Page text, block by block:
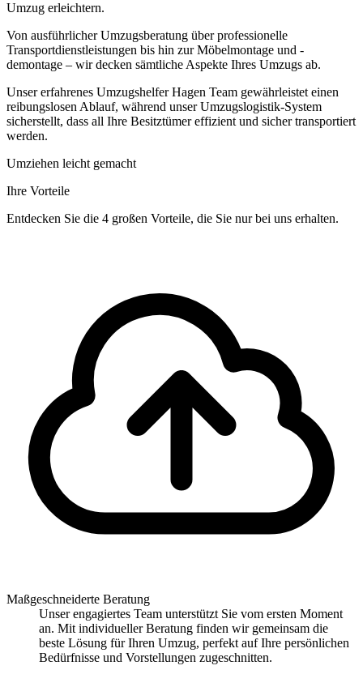
Umzug erleichtern.
Von ausführlicher Umzugsberatung über professionelle
Transportdienstleistungen bis hin zur Möbelmontage und -
demontage – wir decken sämtliche Aspekte Ihres Umzugs ab.
Unser erfahrenes Umzugshelfer Hagen Team gewährleistet einen
reibungslosen Ablauf, während unser Umzugslogistik-System
sicherstellt, dass all Ihre Besitztümer effizient und sicher transportiert
werden.
Umziehen leicht gemacht
Ihre Vorteile
Entdecken Sie die 4 großen Vorteile, die Sie nur bei uns erhalten.
Maßgeschneiderte Beratung
Unser engagiertes Team unterstützt Sie vom ersten Moment
an. Mit individueller Beratung finden wir gemeinsam die
beste Lösung für Ihren Umzug, perfekt auf Ihre persönlichen
Bedürfnisse und Vorstellungen zugeschnitten.